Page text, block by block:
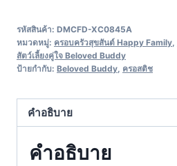
รหัสสินค้า: DMCFD-XC0845A
หมวดหมู่: ครอบครัวสุขสันต์ Happy Family
สัตว์เลี้ยงคู่ใจ Beloved Buddy
ป้ายกำกับ: Beloved Buddy ครอสติช
คำอธิบาย
คำอธิบาย